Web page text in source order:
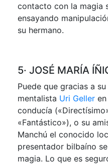
contacto con la magia
ensayando
su hermano.
5· JOSÉ MARÍA
Puede que gracias a
mentalista Uri Geller
conducía
«Fantástico»), o su
Manchú el conocido
presentador bilbaíno
magia. Lo que es